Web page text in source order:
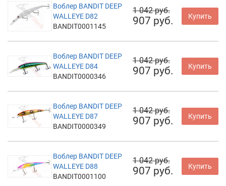
Воблер BANDIT DEEP
WALLEYE D82
BANDIT0001145
1 042 руб.
907 руб. Купить
Воблер BANDIT DEEP
WALLEYE D84
BANDIT0000346
1 042 руб.
907 руб. Купить
Воблер BANDIT DEEP
WALLEYE D87
BANDIT0000349
1 042 руб.
907 руб. Купить
Воблер BANDIT DEEP
WALLEYE D88
BANDIT0001100
1 042 руб.
907 руб. Купить